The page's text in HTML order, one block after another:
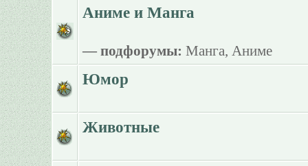
Аниме и Манга
— подфорумы: Манга, Аниме
Юмор
Животные